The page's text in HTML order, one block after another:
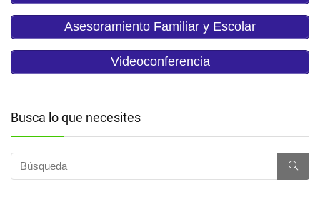
Asesoramiento Familiar y Escolar
Videoconferencia
Busca lo que necesites